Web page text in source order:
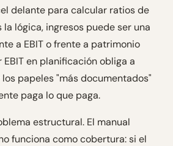
delante para calcular ratios de
la lógica, ingresos puede ser una
a EBIT o frente a patrimonio
EBIT en planificación obliga a
papeles "más documentados"
paga lo que paga.
estructural. El manual
funciona como cobertura: si el